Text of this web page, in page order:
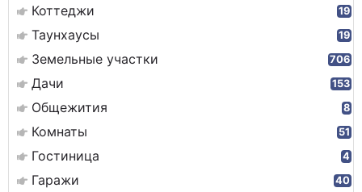
Коттеджи 19
Таунхаусы 19
Земельные участки 706
Дачи 153
Общежития 8
Комнаты 51
Гостиница 4
Гаражи 40